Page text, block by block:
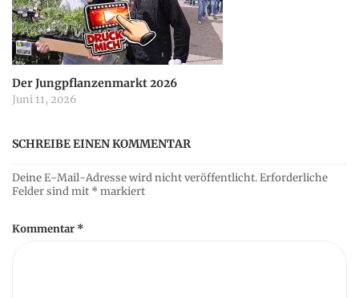
Der Jungpflanzenmarkt 2026
Juni 11, 2026
SCHREIBE EINEN KOMMENTAR
Deine E-Mail-Adresse wird nicht veröffentlicht.Erforderliche
Felder sind mit * markiert
Kommentar *